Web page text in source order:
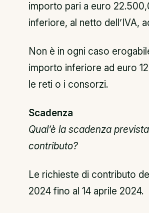
importo pari a euro
inferiore, al netto dell’IVA,
Non è in ogni caso
importo inferiore ad euro
le reti o i consorzi.
Scadenza
Qual’è la scadenza
contributo?
Le richieste di contributo
2024 fino al 14 aprile 2024.